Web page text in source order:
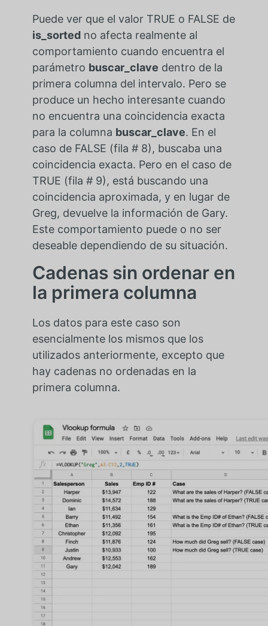
Puede ver que el valor TRUE o FALSE de
is_sortedno afecta realmente al
comportamiento cuando encuentra el
parámetro buscar_clave dentro de la
primera columna del intervalo. Pero se
produce un hecho interesante cuando
no encuentra una coincidencia exacta
para la columna buscar_clave. En el
caso de FALSE (fila # 8), buscaba una
coincidencia exacta. Pero en el caso de
TRUE (fila # 9), está buscando una
coincidencia aproximada, y en lugar de
Greg, devuelve la información de Gary.
Este comportamiento puede o no ser
deseable dependiendo de su situación.
Cadenas sin ordenar en
la primera columna
Los datos para este caso son
esencialmente los mismos que los
utilizados anteriormente, excepto que
hay cadenas no ordenadas en la
primera columna.